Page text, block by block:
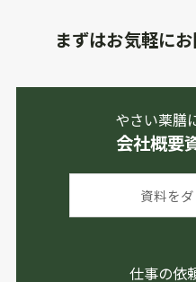
まずはお気軽に
やさい薬膳
会社概要
資料を
仕事の依